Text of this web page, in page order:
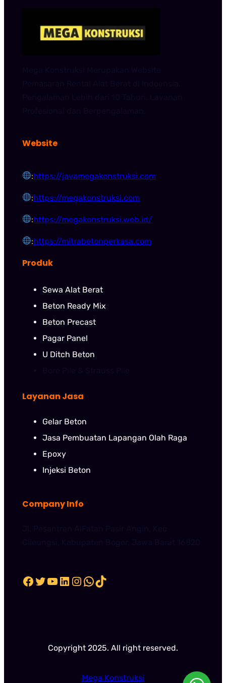
Website
:https://javamegakonstruksi.com
:https://megakonstruksi.com
:https://megakonstruksi.web.id/
:https://mitrabetonperkasa.com
Produk
Sewa Alat Berat
Beton Ready Mix
Beton Precast
Pagar Panel
U Ditch Beton
Layanan Jasa
Gelar Beton
Jasa Pembuatan Lapangan Olah Raga
Epoxy
Injeksi Beton
Company Info
Facebook Twitter YouTube LinkedIn Instagram WhatsApp TikTok
Copyright 2025. All right reserved.
Mega Konstruksi